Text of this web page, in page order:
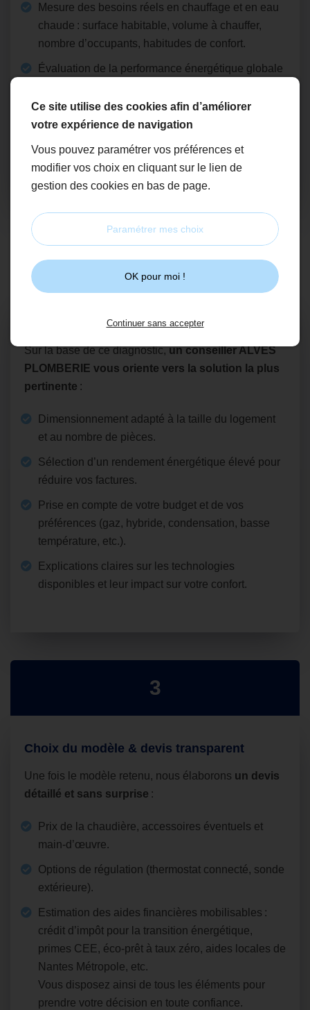
Mesure des besoins réels en chauffage et en eau
chaude : surface habitable, volume à chauffer,
nombre d’occupants, habitudes de confort.
Évaluation de la performance énergétique globale
d’émetteurs).
Cette étape nous permet de connaître vos
possibles avant toute proposition.
2
Conseils personnalisés
Sur la base de ce diagnostic,un conseiller ALVES
PLOMBERIE vous oriente vers la solution la plus
pertinente :
Dimensionnement adapté à la taille du logement
et au nombre de pièces.
Sélection d’un rendement énergétique élevé pour
réduire vos factures.
Prise en compte de votre budget et de vos
préférences (gaz, hybride, condensation, basse
température, etc.).
Explications claires sur les technologies
disponibles et leur impact sur votre confort.
3
Choix du modèle & devis transparent
Une fois le modèle retenu, nous élaborons un devis
détaillé et sans surprise :
Prix de la chaudière, accessoires éventuels et
main‑d’œuvre.
Options de régulation (thermostat connecté, sonde
extérieure).
Estimation des aides financières mobilisables :
crédit d’impôt pour la transition énergétique,
primes CEE, éco‑prêt à taux zéro, aides locales de
Nantes Métropole, etc.
Vous disposez ainsi de tous les éléments pour
prendre votre décision en toute confiance.
Ce site utilise des cookies afin d’améliorer
votre expérience de navigation
Vous pouvez paramétrer vos préférences et
modifier vos choix en cliquant sur le lien de
gestion des cookies en bas de page.
Paramétrer mes choix
OK pour moi !
Continuer sans accepter